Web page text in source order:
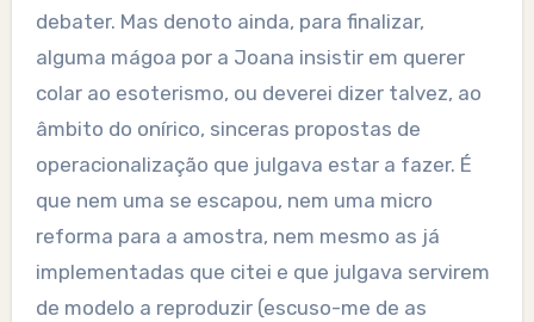
debater. Mas denoto ainda, para finalizar,
alguma mágoa por a Joana insistir em querer
colar ao esoterismo, ou deverei dizer talvez, ao
âmbito do onírico, sinceras propostas de
operacionalização que julgava estar a fazer. É
que nem uma se escapou, nem uma micro
reforma para a amostra, nem mesmo as já
implementadas que citei e que julgava servirem
de modelo a reproduzir (escuso-me de as